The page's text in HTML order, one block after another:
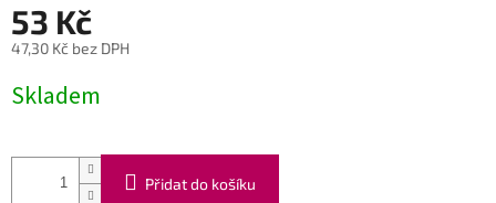
53 Kč
47,30 Kč bez DPH
cena:
Skladem
Přidat do košíku